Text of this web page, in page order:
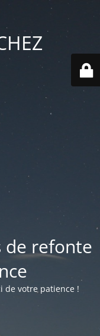
de refonte
de votre patience !